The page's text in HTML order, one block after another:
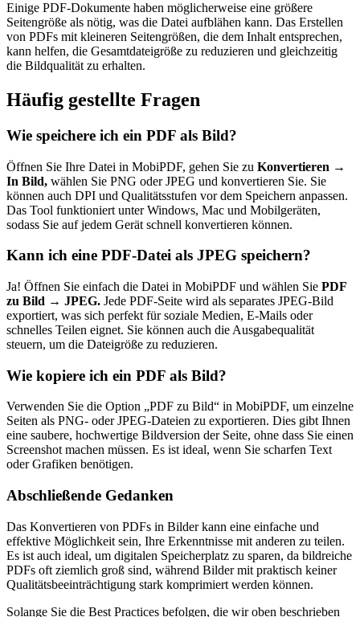
Einige PDF-Dokumente haben möglicherweise eine größere
Seitengröße als nötig, was die Datei aufblähen kann. Das Erstellen
von PDFs mit kleineren Seitengrößen, die dem Inhalt entsprechen,
kann helfen, die Gesamtdateigröße zu reduzieren und gleichzeitig
die Bildqualität zu erhalten.
Häufig gestellte Fragen
Wie speichere ich ein PDF als Bild?
Öffnen Sie Ihre Datei in MobiPDF, gehen Sie zu Konvertieren →
In Bild, wählen Sie PNG oder JPEG und konvertieren Sie. Sie
können auch DPI und Qualitätsstufen vor dem Speichern anpassen.
Das Tool funktioniert unter Windows, Mac und Mobilgeräten,
sodass Sie auf jedem Gerät schnell konvertieren können.
Kann ich eine PDF-Datei als JPEG speichern?
Ja! Öffnen Sie einfach die Datei in MobiPDF und wählen Sie PDF
zu Bild → JPEG. Jede PDF-Seite wird als separates JPEG-Bild
exportiert, was sich perfekt für soziale Medien, E-Mails oder
schnelles Teilen eignet. Sie können auch die Ausgabequalität
steuern, um die Dateigröße zu reduzieren.
Wie kopiere ich ein PDF als Bild?
Verwenden Sie die Option „PDF zu Bild“ in MobiPDF, um einzelne
Seiten als PNG- oder JPEG-Dateien zu exportieren. Dies gibt Ihnen
eine saubere, hochwertige Bildversion der Seite, ohne dass Sie einen
Screenshot machen müssen. Es ist ideal, wenn Sie scharfen Text
oder Grafiken benötigen.
Abschließende Gedanken
Das Konvertieren von PDFs in Bilder kann eine einfache und
effektive Möglichkeit sein, Ihre Erkenntnisse mit anderen zu teilen.
Es ist auch ideal, um digitalen Speicherplatz zu sparen, da bildreiche
PDFs oft ziemlich groß sind, während Bilder mit praktisch keiner
Qualitätsbeeinträchtigung stark komprimiert werden können.
Solange Sie die Best Practices befolgen, die wir oben beschrieben